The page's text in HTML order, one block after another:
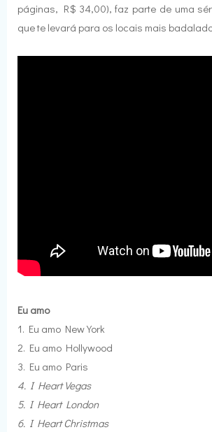
páginas, R$ 34,00), faz parte de uma
que te levará para os locais mais
Eu amo
1. Eu amo New York
2. Eu amo Hollywood
3. Eu amo Paris
4. I Heart Vegas
5. I Heart London
6. I Heart Christmas